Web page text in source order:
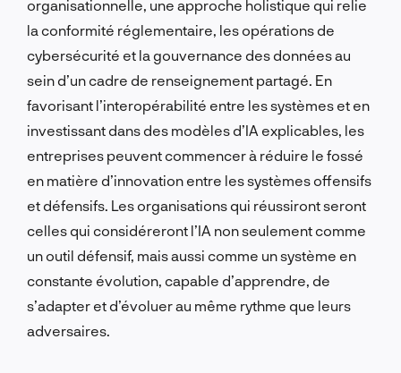
organisationnelle, une approche holistique qui relie
la conformité réglementaire, les opérations de
cybersécurité et la gouvernance des données au
sein d’un cadre de renseignement partagé. En
favorisant l’interopérabilité entre les systèmes et en
investissant dans des modèles d’IA explicables, les
entreprises peuvent commencer à réduire le fossé
en matière d’innovation entre les systèmes offensifs
et défensifs. Les organisations qui réussiront seront
celles qui considéreront l’IA non seulement comme
un outil défensif, mais aussi comme un système en
constante évolution, capable d’apprendre, de
s’adapter et d’évoluer au même rythme que leurs
adversaires.